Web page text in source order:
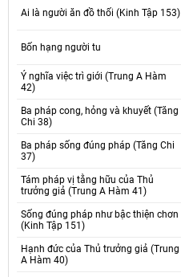
Ai là người ăn đồ thối (Kinh Tập 153)
Bốn hạng người tu
Ý nghĩa việc trì giới (Trung A Hàm
42)
Ba pháp cong, hỏng và khuyết (Tăng
Chi 38)
Ba pháp sống đúng pháp (Tăng Chi
37)
Tám pháp vị tằng hữu của Thủ
trưởng giả (Trung A Hàm 41)
Sống đúng pháp như bậc thiện chơn
(Kinh Tập 151)
Hạnh đức của Thủ trưởng giả (Trung
A Hàm 40)